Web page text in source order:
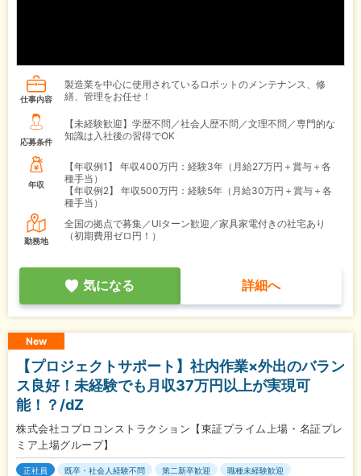
仕事内容
製造業を中心に使用されているロボットのメンテナンス、修
繕、管理をお任せ！
応募条件
【未経験歓迎】学歴不問／社会人歴不問／文理不問／専門的な
知識は入社後の習得でOK
年収
【年収例1】
年収400万円：経験3年（月給27万円＋賞与＋各
種手当）
【年収例2】
年収500万円：経験5年（月給30万円＋賞与＋各
種手当）
勤務地
全国の拠点で募集／UIターン歓迎／家具家電付きの社宅あり
（初期費用ゼロ円！）
気になる 詳細へ
New
【プロジェクトサポート】社内作業×外出のバラン
ス良好！未経験でも月収37万円以上が実現可
能！？/dZ
株式会社コプロコンストラクション【東証プライム上場・名証プレ
ミア上場グループ】
正社員 既卒・社会人経験不問 第二新卒歓迎
職種未経験歓迎